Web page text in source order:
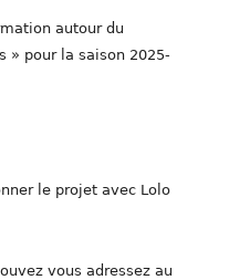
autour du
» pour la saison 2025-
le projet avec Lolo
vous adressez au